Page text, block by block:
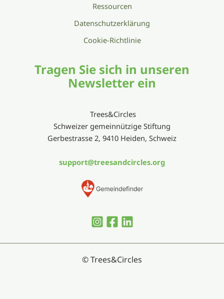
Ressourcen
Datenschutzerklärung
Cookie-Richtlinie
Tragen Sie sich in unseren
Newsletter ein
Trees&Circles
Schweizer gemeinnützige Stiftung
Gerbestrasse 2, 9410 Heiden, Schweiz
support@treesandcircles.org
© Trees&Circles